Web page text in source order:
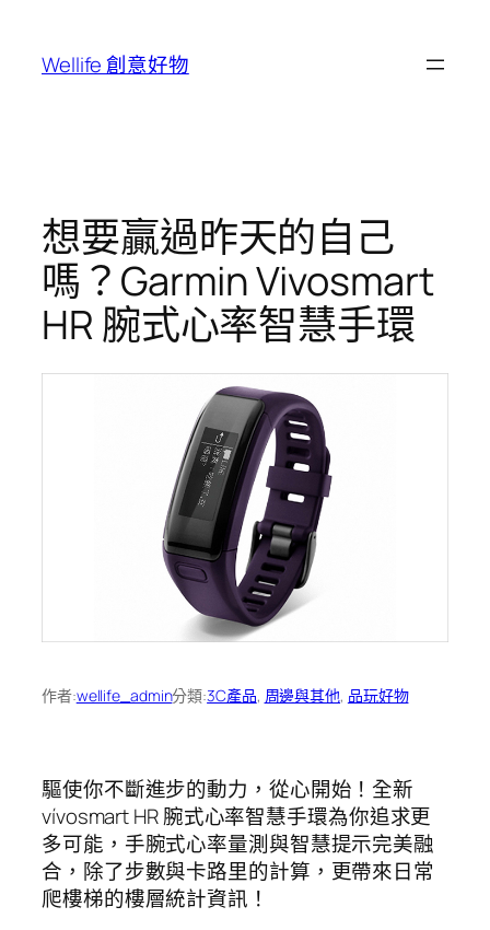
Wellife 創意好物
想要贏過昨天的自己
嗎？Garmin Vivosmart
HR 腕式心率智慧手環
作者:wellife_admin分類:3C產品, 周邊與其他, 品玩好物
驅使你不斷進步的動力，從心開始！全新
vívosmart HR 腕式心率智慧手環為你追求更
多可能，手腕式心率量測與智慧提示完美融
合，除了步數與卡路里的計算，更帶來日常
爬樓梯的樓層統計資訊！